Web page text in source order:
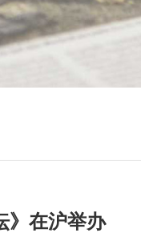
》在沪举办